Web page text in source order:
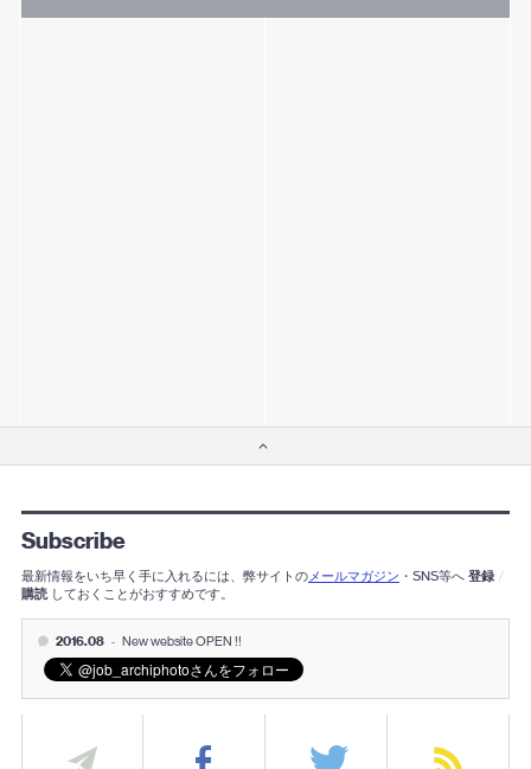
Subscribe
最新情報をいち早く手に入れるには、弊サイトのメールマガジン ・SNS等へ 登録 /
購読 しておくことがおすすめです。
2016.08 - New website OPEN !!